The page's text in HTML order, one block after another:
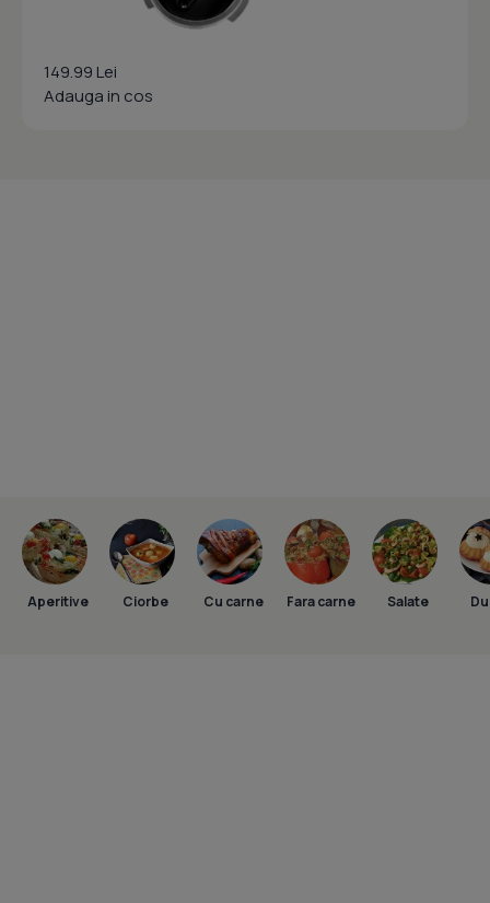
149.99 Lei
Adauga in cos
Aperitive Ciorbe Cu carne Fara carne Salate